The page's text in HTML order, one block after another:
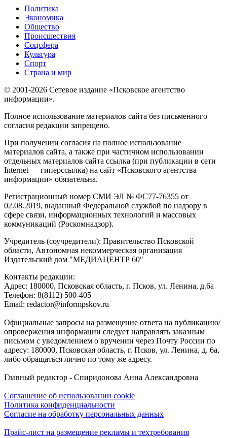
Политика
Экономика
Общество
Происшествия
Соцсфера
Культура
Спорт
Страна и мир
© 2001-2026 Сетевое издание «Псковское агентство
информации».
Полное использование материалов сайта без письменного
согласия редакции запрещено.
При получении согласия на полное использование
материалов сайта, а также при частичном использовании
отдельных материалов сайта ссылка (при публикации в сети
Internet — гиперссылка) на сайт «Псковского агентства
информации» обязательна.
Регистрационный номер СМИ ЭЛ № ФС77-76355 от
02.08.2019, выданный Федеральной службой по надзору в
сфере связи, информационных технологий и массовых
коммуникаций (Роскомнадзор).
Учредитель (соучредители): Правительство Псковской
области, Автономная некоммерческая организация
Издательский дом "МЕДИАЦЕНТР 60"
Контакты редакции:
Адреc: 180000, Псковская область, г. Псков, ул. Ленина, д.6а
Телефон: 8(8112) 500-405
Email: redactor@informpskov.ru
Официальные запросы на размещение ответа на публикацию/
опровержения информации следует направлять заказным
письмом с уведомлением о вручении через Почту России по
адресу: 180000, Псковская область, г. Псков, ул. Ленина, д. 6а,
либо обращаться лично по тому же адресу.
Главный редактор - Спиридонова Анна Александровна
Соглашение об использовании cookie
Политика конфиденциальности
Согласие на обработку персональных данных
Прайс-лист на размещение рекламы и техтребования